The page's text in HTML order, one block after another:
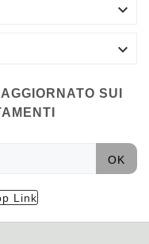


SUI
OK